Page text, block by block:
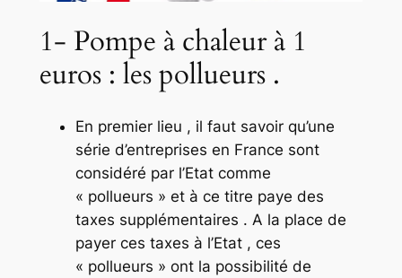
1- Pompe à chaleur à 1
euros : les pollueurs .
En premier lieu , il faut savoir qu’une
série d’entreprises en France sont
considéré par l’Etat comme
« pollueurs » et à ce titre paye des
taxes supplémentaires . A la place de
payer ces taxes à l’Etat , ces
« pollueurs » ont la possibilité de